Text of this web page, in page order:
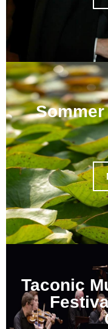
Taconic